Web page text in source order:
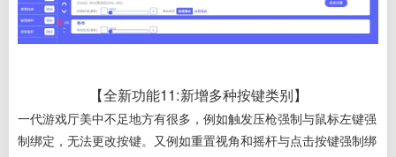
【全新功能11:新增多种按键类别】
一代游戏厅美中不足地方有很多，例如触发压枪强制与鼠标左键强
制绑定，无法更改按键。又例如重置视角和摇杆与点击按键强制绑